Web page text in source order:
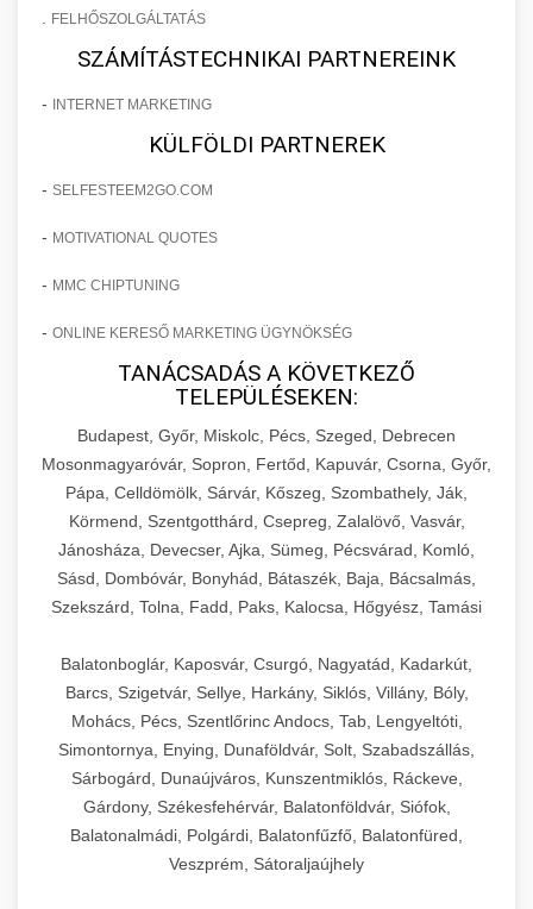
FELHŐSZOLGÁLTATÁS
SZÁMÍTÁSTECHNIKAI PARTNEREINK
- INTERNET MARKETING
KÜLFÖLDI PARTNEREK
- SELFESTEEM2GO.COM
- MOTIVATIONAL QUOTES
- MMC CHIPTUNING
- ONLINE KERESŐ MARKETING ÜGYNÖKSÉG
TANÁCSADÁS A KÖVETKEZŐ
TELEPÜLÉSEKEN:
Budapest, Győr, Miskolc, Pécs, Szeged, Debrecen
Mosonmagyaróvár, Sopron, Fertőd, Kapuvár, Csorna, Győr,
Pápa, Celldömölk, Sárvár, Kőszeg, Szombathely, Ják,
Körmend, Szentgotthárd, Csepreg, Zalalövő, Vasvár,
Jánosháza, Devecser, Ajka, Sümeg, Pécsvárad, Komló,
Sásd, Dombóvár, Bonyhád, Bátaszék, Baja, Bácsalmás,
Szekszárd, Tolna, Fadd, Paks, Kalocsa, Hőgyész, Tamási
Balatonboglár, Kaposvár, Csurgó, Nagyatád, Kadarkút,
Barcs, Szigetvár, Sellye, Harkány, Siklós, Villány, Bóly,
Mohács, Pécs, Szentlőrinc Andocs, Tab, Lengyeltóti,
Simontornya, Enying, Dunaföldvár, Solt, Szabadszállás,
Sárbogárd, Dunaújváros, Kunszentmiklós, Ráckeve,
Gárdony, Székesfehérvár, Balatonföldvár, Siófok,
Balatonalmádi, Polgárdi, Balatonfűzfő, Balatonfüred,
Veszprém, Sátoraljaújhely